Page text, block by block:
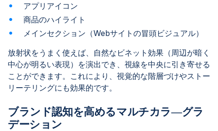
アプリアイコン
商品のハイライト
メインセクション（Webサイトの冒頭ビジュアル）
放射状をうまく使えば、自然なビネット効果（周辺が暗く
中心が明るい表現）を演出でき、視線を中央に引き寄せる
ことができます。これにより、視覚的な階層づけやストー
リーテリングにも効果的です。
ブランド認知を高めるマルチカラ―グラ
デーション